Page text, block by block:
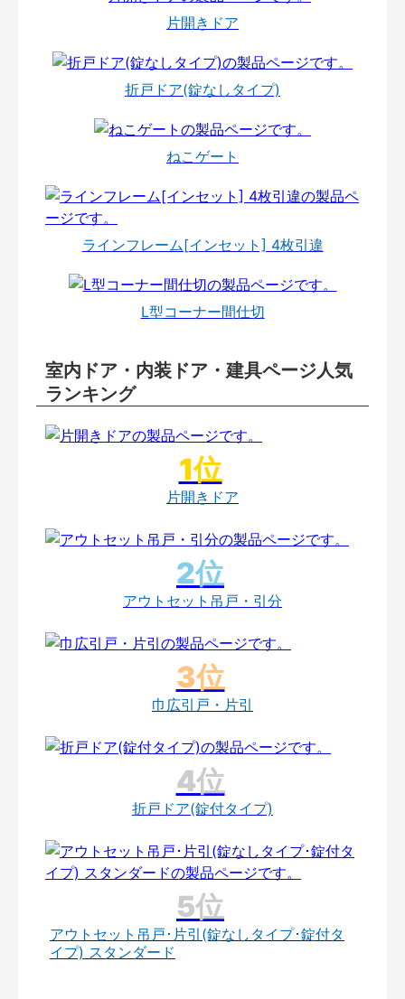
片開きドア
折戸ドア(錠なしタイプ)
ねこゲート
ラインフレーム[インセット] 4枚引違
L型コーナー間仕切
室内ドア・内装ドア・建具ページ人気
ランキング
片開きドア
アウトセット吊戸・引分
巾広引戸・片引
折戸ドア(錠付タイプ)
アウトセット吊戸･片引(錠なしタイプ･錠付タ
イプ) スタンダード